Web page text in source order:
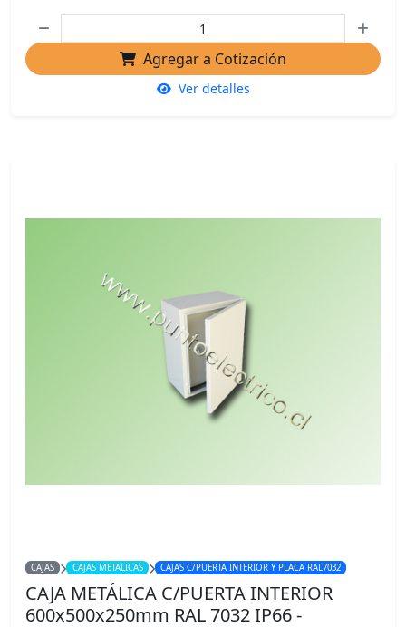
Agregar a Cotización
Ver detalles
CAJAS CAJAS METALICAS CAJAS C/PUERTA INTERIOR Y PLACA RAL7032
CAJA METÁLICA C/PUERTA INTERIOR
600x500x250mm RAL 7032 IP66 -